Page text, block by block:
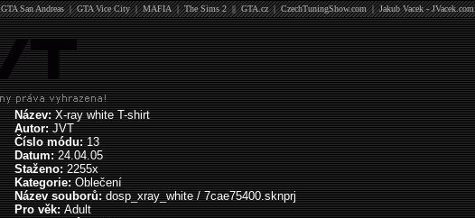
GTA San Andreas|GTA Vice City|MAFIA|The Sims 2||GTA.cz|CzechTuningShow.com|Jakub Vacek - JVacek.com
Název:X-ray white T-shirt
Autor:JVT
Číslo módu:13
Datum:24.04.05
Staženo:2255x
Kategorie:Oblečení
Název souborů:dosp_xray_white / 7cae75400.sknprj
Pro věk:Adult